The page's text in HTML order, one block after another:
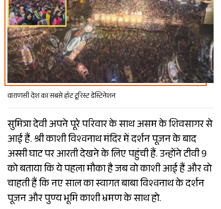
वाराणसी देश का सबसे हॉट टूरिस्ट डेस्टिनेशन
सुमित्रा देवी अपने पूरे परिवार के साथ असम के शिवसागर से
आई हैं. श्री काशी विश्वनाथ मंदिर में दर्शन पूजन के बाद
अस्सी घाट पर आरती देखने के लिए पहुंची हैं. उन्होंने टीवी 9
को बताया कि ये पहला मौका है जब वो काशी आई हैं और वो
चाहती हैं कि नए साल का स्वागत बाबा विश्वनाथ के दर्शन
पूजन और पुण्य भूमि काशी भ्रमण के साथ हो.